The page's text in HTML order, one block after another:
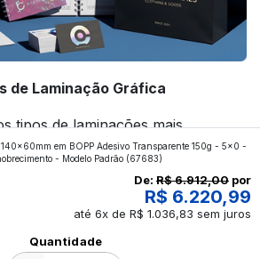
de Laminação Gráfica
tipos de laminações mais
da gráfica FuturaIM? Então,
vamos revelar para você!
em BOPP Adesivo Transparente 150g - 5x0 -
- Modelo Padrão (67683)
De: R$ 6.912,00 por
R$ 6.220,99
até 6x de R$ 1.036,83 sem juros
Quantidade